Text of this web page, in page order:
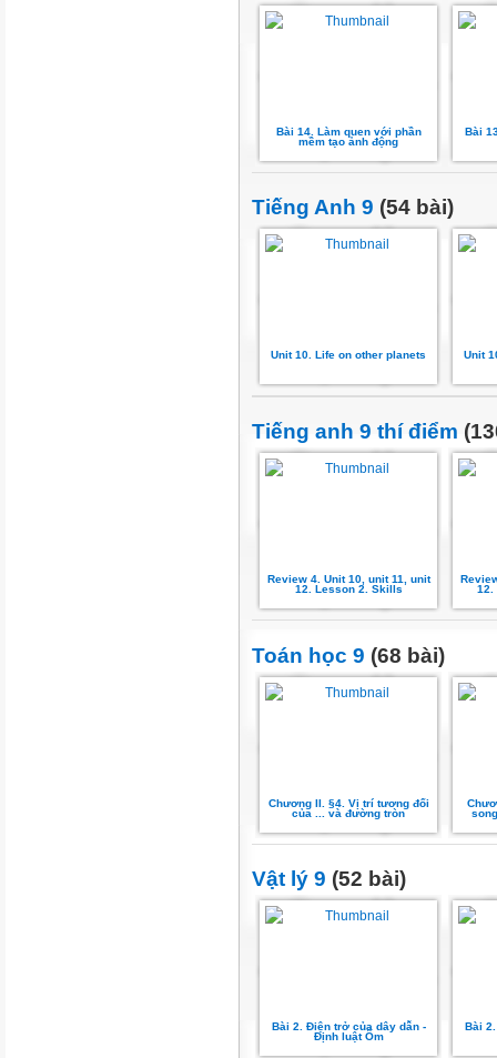
Bài 14. Làm quen với phần
mềm tạo ảnh động
Bài
Tiếng Anh 9 (54 bài)
Unit 10. Life on other planets Unit
Tiếng anh 9 thí điểm
Review 4. Unit 10, unit 11, unit
12. Lesson 2. Skills
12.
Toán học 9 (68 bài)
Chương II. §4. Vị trí tương đối
của ... và đường tròn
Vật lý 9 (52 bài)
Bài 2. Điện trở của dây dẫn -
Định luật Ôm
Bài